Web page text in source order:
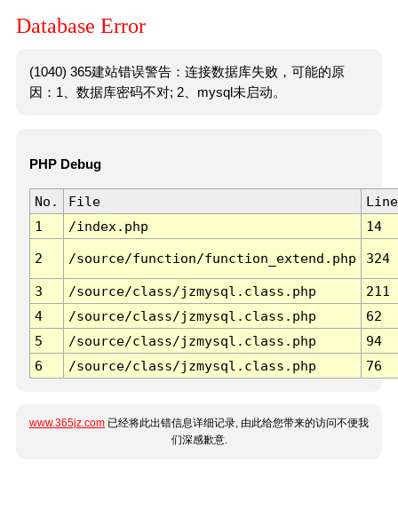
Database Error
(1040) 365建站错误警告：连接数据库失败，可能的原
因：1、数据库密码不对; 2、mysql未启动。
PHP Debug
No. File
Line
1
/index.php 14
2 /source/function/function_extend.php 324
3 /source/class/jzmysql.class.php
211
4
/source/class/jzmysql.class.php
62
5
/source/class/jzmysql.class.php
94
6
/source/class/jzmysql.class.php 76
www.365jz.com 已经将此出错信息详细记录, 由此给您带来的访问不便我
们深感歉意.